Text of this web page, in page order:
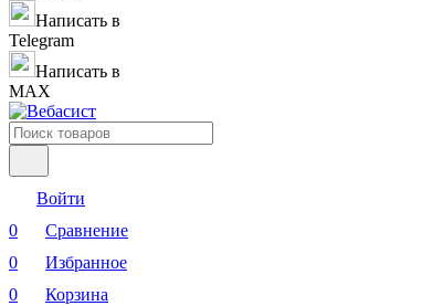
Написать в
Telegram
Написать в
MAX
Войти
0
Сравнение
0
Избранное
0
Корзина